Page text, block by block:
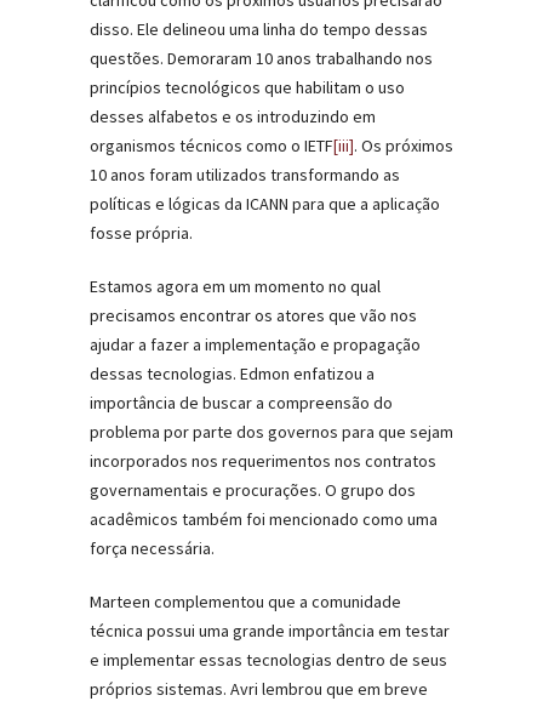
disso. Ele delineou uma linha do tempo dessas
questões. Demoraram 10 anos trabalhando nos
princípios tecnológicos que habilitam o uso
desses alfabetos e os introduzindo em
organismos técnicos como o IETF[iii]. Os próximos
10 anos foram utilizados transformando as
políticas e lógicas da ICANN para que a aplicação
fosse própria.
Estamos agora em um momento no qual
precisamos encontrar os atores que vão nos
ajudar a fazer a implementação e propagação
dessas tecnologias. Edmon enfatizou a
importância de buscar a compreensão do
problema por parte dos governos para que sejam
incorporados nos requerimentos nos contratos
governamentais e procurações. O grupo dos
acadêmicos também foi mencionado como uma
força necessária.
Marteen complementou que a comunidade
técnica possui uma grande importância em testar
e implementar essas tecnologias dentro de seus
próprios sistemas. Avri lembrou que em breve